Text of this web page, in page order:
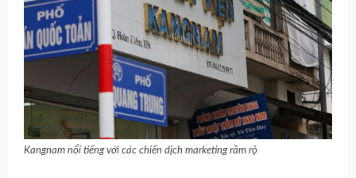
Kangnam nổi tiếng với các chiến dịch marketing rầm rộ